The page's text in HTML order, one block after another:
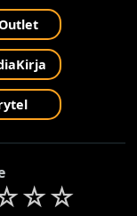
☆☆